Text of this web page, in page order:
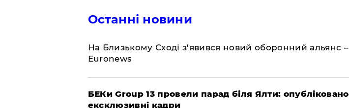
Останні новини
На Близькому Сході з'явився новий оборонний альянс –
Euronews
БЕКи Group 13 провели парад біля Ялти: опубліковано
ексклюзивні кадри